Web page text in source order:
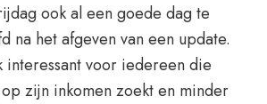
ook al een goede dag te
na het afgeven van een update.
interessant voor iedereen die
zijn inkomen zoekt en minder